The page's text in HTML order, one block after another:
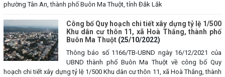
phường Tân An, thành phố Buôn Ma Thuột, tỉnh Đắk Lắk
Công bố Quy hoạch chi tiết xây dựng tỷ lệ 1/500
Khu dân cư thôn 11, xã Hoà Thắng, thành phố
Buôn Ma Thuột (25/10/2022)
Thông báo số 1166/TB-UBND ngày 16/12/2021 của
UBND thành phố Buôn Ma Thuột về công bố Quy
hoạch chi tiết xây dựng tỷ lệ 1/500 Khu dân cư thôn 11, xã Hoà Thắng, thành